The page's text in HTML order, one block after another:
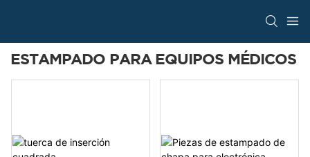
ESTAMPADO PARA EQUIPOS MÉDICOS